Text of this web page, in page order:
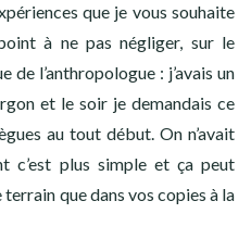
que je vous souhaite
à ne pas négliger, sur le
de l’anthropologue : j’avais un
et le soir je demandais ce
au tout début. On n’avait
c’est plus simple et ça peut
que dans vos copies à la